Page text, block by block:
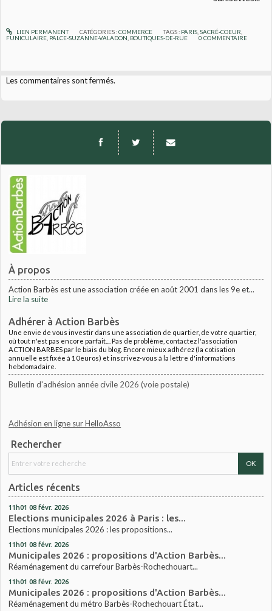
À propos
Action Barbès est une association créée en août 2001 dans les 9e et...
Lire la suite
Adhérer à Action Barbès
Une envie de vous investir dans une association de quartier, de votre quartier,
où tout n'est pas encore parfait.... Pas de problème, contactez l'association
ACTION BARBES par le biais du blog. Encore mieux adhérez (la cotisation
annuelle est fixée à 10euros) et inscrivez-vous à la lettre d'informations
hebdomadaire.
Bulletin d'adhésion année civile 2026 (voie postale)
Adhésion en ligne sur HelloAsso
Rechercher
Articles récents
11h01 08 févr. 2026
Elections municipales 2026 à Paris : les...
Elections municipales 2026 : les propositions...
11h01 08 févr. 2026
Municipales 2026 : propositions d'Action Barbès...
Réaménagement du carrefour Barbès-Rochechouart...
11h01 08 févr. 2026
Municipales 2026 : propositions d'Action Barbès...
Réaménagement du métro Barbès-Rochechouart État...
LIEN PERMANENT CATÉGORIES :COMMERCE TAGS : PARIS,SACRÉ-COEUR,
FUNICULAIRE, PALCE-SUZANNE-VALADON, BOUTIQUES-DE-RUE 0 COMMENTAIRE
Les commentaires sont fermés.